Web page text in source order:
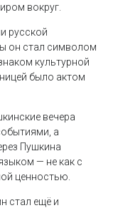
вокруг.
русской
он стал символом
культурной
было актом
вечера
а
Пушкина
— не как с
ценностью.
стал ещё и